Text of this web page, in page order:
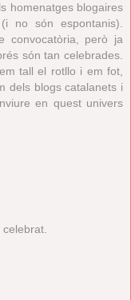
homenatges blogaires
no són espontanis).
convocatòria, però ja
són tan celebrades.
tall el rotllo i em fot,
dels blogs catalanets i
en quest univers